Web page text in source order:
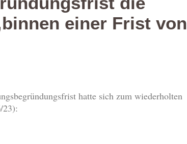
einer Frist von
hatte sich zum wiederholten
23):